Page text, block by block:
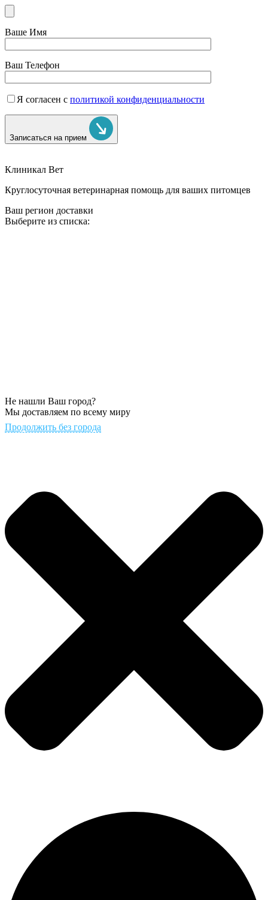
Ваше Имя
Ваш Телефон
Я согласен с политикой конфиденциальности
Записаться на прием
Клиникал Вет
Круглосуточная ветеринарная помощь для ваших питомцев
Ваш регион доставки
Выберите из списка:
Не нашли Ваш город?
Мы доставляем по всему миру
Продолжить без города